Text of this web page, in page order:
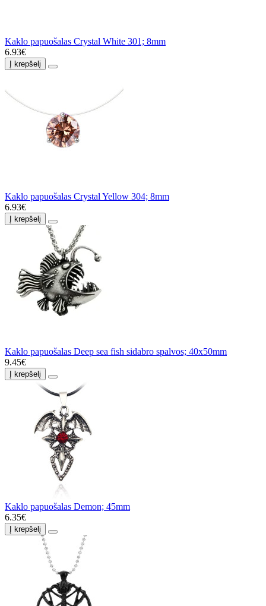
Kaklo papuošalas Crystal White 301; 8mm
6.93€
Į krepšelį
Kaklo papuošalas Crystal Yellow 304; 8mm
6.93€
Į krepšelį
Kaklo papuošalas Deep sea fish sidabro spalvos; 40x50mm
9.45€
Į krepšelį
Kaklo papuošalas Demon; 45mm
6.35€
Į krepšelį